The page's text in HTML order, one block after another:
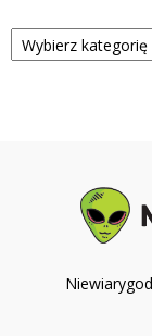
Kategorie